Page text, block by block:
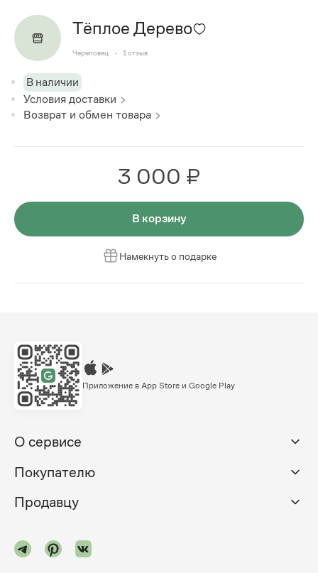
Тёплое Дерево
Череповец 1 отзыв
В наличии
Условия доставки
Возврат и обмен товара
3 000 ₽
В корзину
Намекнуть о подарке
Приложение в App Store и Google Play
О сервисе
Покупателю
Продавцу